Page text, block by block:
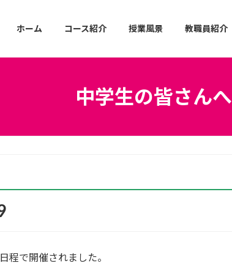
ホーム コース紹介 授業風景 教職員紹介
中学生の皆さんへ
程で開催されました。